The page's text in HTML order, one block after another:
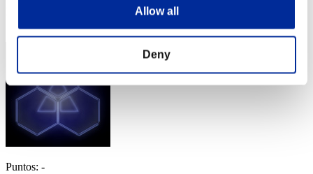
Allow all
Deny
Puntos: -